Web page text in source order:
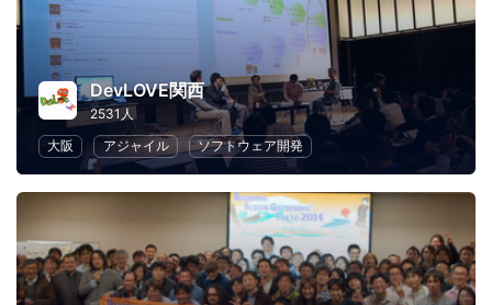
DevLOVE関西
2531人
大阪
アジャイル ソフトウェア開発